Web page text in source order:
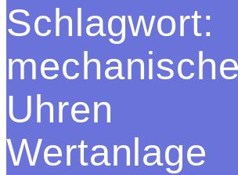
Schlagwort:
mechanische
Uhren
Wertanlage